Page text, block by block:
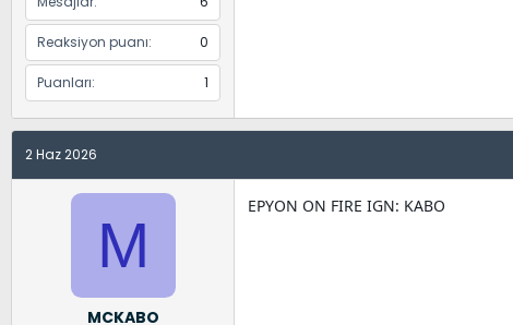
Reaksiyon puanı 0
Puanları 1
2 Haz 2026
M
MCKABO
EPYON ON FIRE IGN: KABO